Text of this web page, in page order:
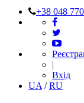
+38 048
|
Вхід
UA /RU